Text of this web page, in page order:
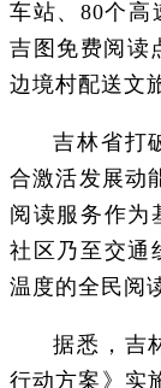
车站、80个高
吉图免费阅读
边境村配送文
吉林省打
合激活发展动
阅读服务作为
社区乃至交通
温度的全民阅
据悉，吉
行动方案》实